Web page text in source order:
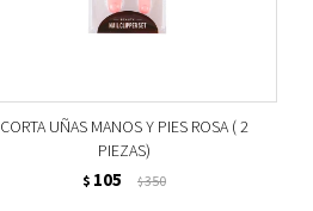
CORTA UÑAS MANOS Y PIES ROSA ( 2
PIEZAS)
$ 105 $350